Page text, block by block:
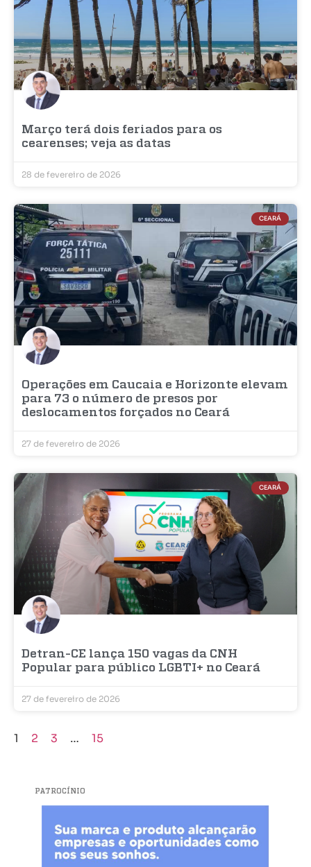
Março terá dois feriados para os
cearenses; veja as datas
28 de fevereiro de 2026
CEARÁ
Operações em Caucaia e Horizonte elevam
para 73 o número de presos por
deslocamentos forçados no Ceará
27 de fevereiro de 2026
CEARÁ
Detran-CE lança 150 vagas da CNH
Popular para público LGBTI+ no Ceará
27 de fevereiro de 2026
1 2 3 … 15
PATROCÍNIO